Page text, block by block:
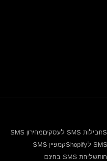
חבילות SMS לעסקים
מחירון SMS
קמפיין SMS
שליחת SMS בחינם